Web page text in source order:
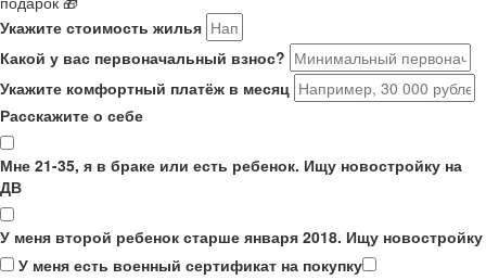
Укажите стоимость жилья
Какой у вас первоначальный взнос?
Укажите комфортный платёж в месяц
Расскажите о себе
Мне 21-35, я в браке или есть ребенок. Ищу новостройку на
ДВ
У меня второй ребенок старше января 2018. Ищу новостройку
У меня есть военный сертификат на покупку